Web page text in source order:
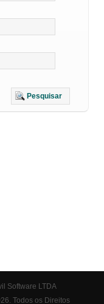
Pesquisar
Software LTDA
Todos os Direitos